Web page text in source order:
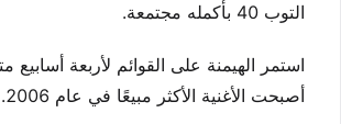
التوب 40 بأكمله مجتمعة.
استمر الهيمنة على القوائم لأربعة
أصبحت الأغنية الأكثر مبيعًا في عام 2006.